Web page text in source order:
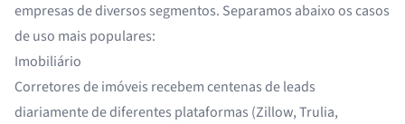
empresas de diversos segmentos. Separamos abaixo os casos
de uso mais populares:
Imobiliário
Corretores de imóveis recebem centenas de leads
diariamente de diferentes plataformas (Zillow, Trulia,